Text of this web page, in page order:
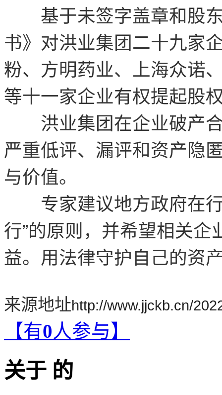
基于未签字盖章和股东
书》对洪业集团二十九家
粉、方明药业、上海众诺
等十一家企业有权提起股
洪业集团在企业破产合
严重低评、漏评和资产隐
与价值。
专家建议地方政府在行
行”的原则，并希望相关
益。用法律守护自己的资
来源地址http://www.jjckb.cn/
【有0人参与】
关于 的